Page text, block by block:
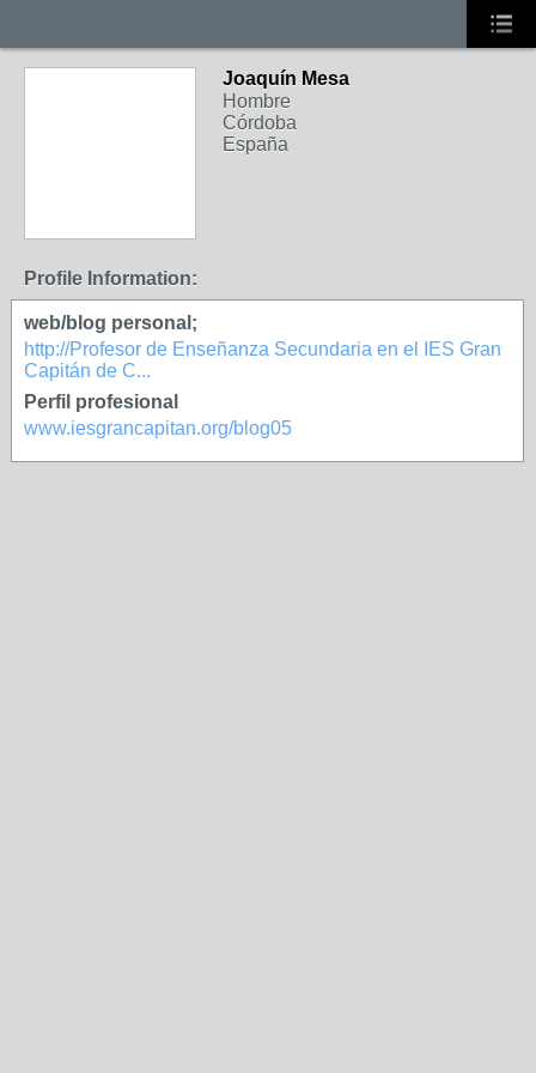
Joaquín Mesa
Hombre
Córdoba
España
Profile Information:
web/blog personal;
http://Profesor de Enseñanza Secundaria en el IES Gran
Capitán de C...
Perfil profesional
www.iesgrancapitan.org/blog05